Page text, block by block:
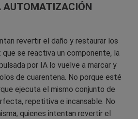
AUTOMATIZACIÓN
revertir el daño y restaurar los
que se reactiva un componente, la
por IA lo vuelve a marcar y
de cuarentena. No porque esté
ejecuta el mismo conjunto de
repetitiva e incansable. No
quienes intentan revertir el